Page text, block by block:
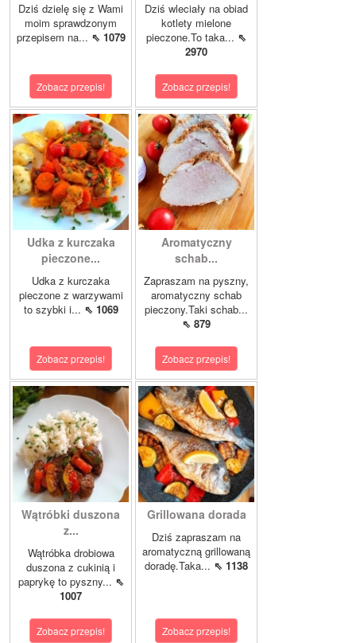
Dziś dzielę się z Wami
moim sprawdzonym
przepisem na... ⇖ 1079
Zobacz przepis!
Dziś wleciały na obiad
kotlety mielone
pieczone.To taka... ⇖
2970
Zobacz przepis!
Udka z kurczaka
pieczone...
Udka z kurczaka
pieczone z warzywami
to szybki i... ⇖ 1069
Zobacz przepis!
Aromatyczny
schab...
Zapraszam na pyszny,
aromatyczny schab
pieczony.Taki schab...
⇖ 879
Zobacz przepis!
Wątróbki duszona
z...
Wątróbka drobiowa
duszona z cukinią i
paprykę to pyszny... ⇖
1007
Zobacz przepis!
Grillowana dorada
Dziś zapraszam na
aromatyczną grillowaną
doradę.Taka... ⇖ 1138
Zobacz przepis!